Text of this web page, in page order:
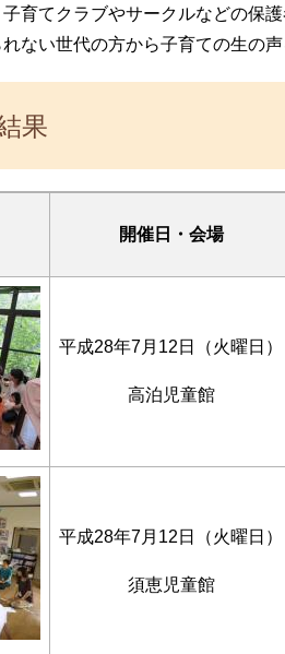
育てクラブやサークルなどの保
ない世代の方から子育ての生の
果
開催日・会場
平成28年7月12日（火曜日）
高泊児童館
平成28年7月12日（火曜日）
須恵児童館